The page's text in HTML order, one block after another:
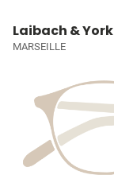
Laibach & York
MARSEILLE